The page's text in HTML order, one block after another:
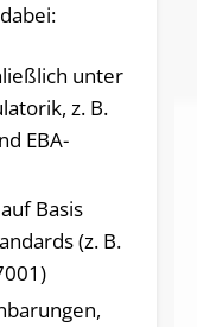
unter
z. B.
EBA-
Basis
(z. B.